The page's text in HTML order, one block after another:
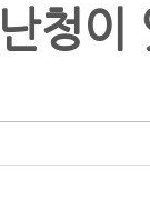
청이